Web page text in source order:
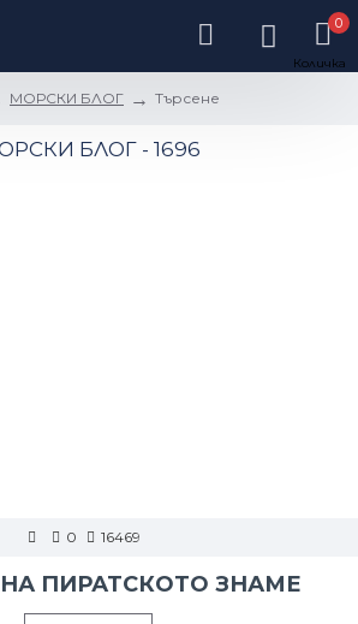
0
МОРСКИ БЛОГ Търсене
БЛОГ - 1696
0 16469
ПИРАТСКОТО ЗНАМЕ